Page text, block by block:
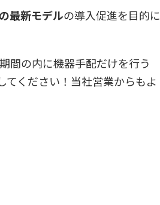
最新モデルの導入促進を目的に
間の内に機器手配だけを行う
てください！当社営業からもよ